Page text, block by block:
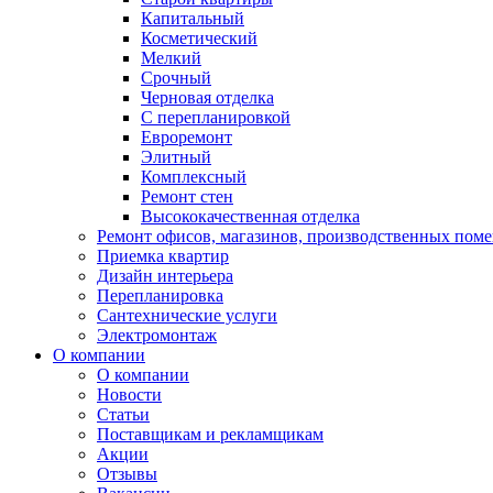
Капитальный
Косметический
Мелкий
Срочный
Черновая отделка
С перепланировкой
Евроремонт
Элитный
Комплексный
Ремонт стен
Высококачественная отделка
Ремонт офисов, магазинов, производственных
Приемка квартир
Дизайн интерьера
Перепланировка
Сантехнические услуги
Электромонтаж
О компании
О компании
Новости
Статьи
Поставщикам и рекламщикам
Акции
Отзывы